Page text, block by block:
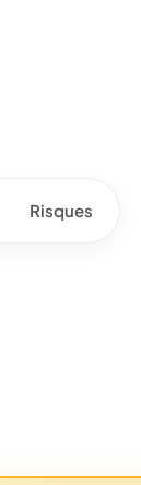
Risques